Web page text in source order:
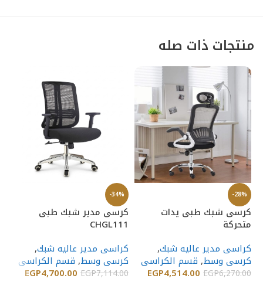
منتجات ذات صله
-28%
كرسى شبك طبى يدات
متحركة
كراسى مدير عاليه شبك,
كرسى وسط, قسم الكراسى
EGP6,270.00
EGP4,514.00
-34%
كرسى مدير شبك طبى
CHGL111
كراسى مدير عاليه شبك,
كرسى وسط, قسم الكراسى
EGP7,114.00
EGP4,700.00